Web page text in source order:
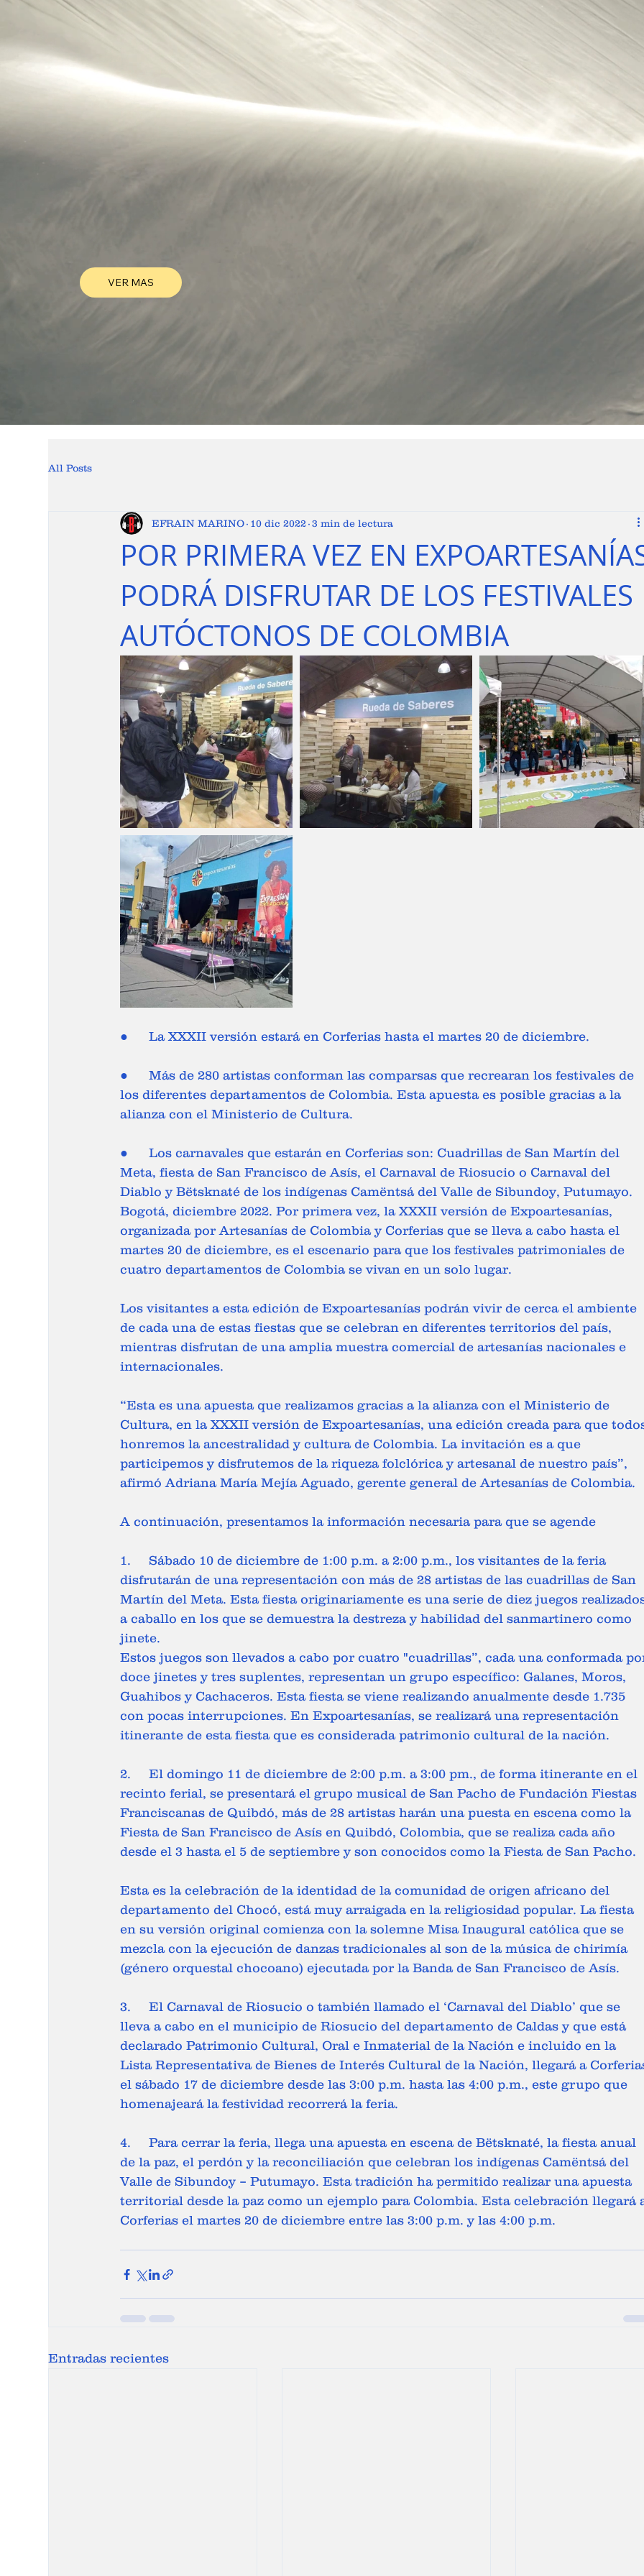
VER MAS
All Posts
POR PRIMERA VEZ EN
PODRÁ DISFRUTAR DE LOS FESTIVALES
AUTÓCTONOS DE COLOMBIA
EFRAIN MARINO 10 dic 2022 3 min de lectura
●	La XXXII versión estará en Corferias hasta el martes 20 de diciembre.
●	Más de 280 artistas conforman las comparsas que recrearan los festivales de
los diferentes departamentos de Colombia. Esta apuesta es posible gracias a la
alianza con el Ministerio de Cultura.
●	Los carnavales que estarán en Corferias son: Cuadrillas de San Martín del
Meta, fiesta de San Francisco de Asís, el Carnaval de Riosucio o Carnaval del
Diablo y Bëtsknaté de los indígenas Camëntsá del Valle de Sibundoy, Putumayo.
Bogotá, diciembre 2022. Por primera vez, la XXXII versión de Expoartesanías,
organizada por Artesanías de Colombia y Corferias que se lleva a cabo hasta el
martes 20 de diciembre, es el escenario para que los festivales patrimoniales de
cuatro departamentos de Colombia se vivan en un solo lugar.
Los visitantes a esta edición de Expoartesanías podrán vivir de cerca el ambiente
de cada una de estas fiestas que se celebran en diferentes territorios del país,
mientras disfrutan de una amplia muestra comercial de artesanías nacionales e
internacionales.
“Esta es una apuesta que realizamos gracias a la alianza con el Ministerio de
Cultura, en la XXXII versión de Expoartesanías, una edición creada para que
honremos la ancestralidad y cultura de Colombia. La invitación es a que
participemos y disfrutemos de la riqueza folclórica y artesanal de nuestro país”,
afirmó Adriana María Mejía Aguado, gerente general de Artesanías de Colombia.
A continuación, presentamos la información necesaria para que se agende
1.	Sábado 10 de diciembre de 1:00 p.m. a 2:00 p.m., los visitantes de la feria
disfrutarán de una representación con más de 28 artistas de las cuadrillas de San
Martín del Meta. Esta fiesta originariamente es una serie de diez juegos
a caballo en los que se demuestra la destreza y habilidad del sanmartinero como
jinete.
Estos juegos son llevados a cabo por cuatro "cuadrillas”, cada una conformada
doce jinetes y tres suplentes, representan un grupo específico: Galanes, Moros,
Guahibos y Cachaceros. Esta fiesta se viene realizando anualmente desde 1.735
con pocas interrupciones. En Expoartesanías, se realizará una representación
itinerante de esta fiesta que es considerada patrimonio cultural de la nación.
2.	El domingo 11 de diciembre de 2:00 p.m. a 3:00 pm., de forma itinerante en el
recinto ferial, se presentará el grupo musical de San Pacho de Fundación Fiestas
Franciscanas de Quibdó, más de 28 artistas harán una puesta en escena como la
Fiesta de San Francisco de Asís en Quibdó, Colombia, que se realiza cada año
desde el 3 hasta el 5 de septiembre y son conocidos como la Fiesta de San Pacho.
Esta es la celebración de la identidad de la comunidad de origen africano del
departamento del Chocó, está muy arraigada en la religiosidad popular. La fiesta
en su versión original comienza con la solemne Misa Inaugural católica que se
mezcla con la ejecución de danzas tradicionales al son de la música de chirimía
(género orquestal chocoano) ejecutada por la Banda de San Francisco de Asís.
3.	El Carnaval de Riosucio o también llamado el ‘Carnaval del Diablo’ que se
lleva a cabo en el municipio de Riosucio del departamento de Caldas y que está
declarado Patrimonio Cultural, Oral e Inmaterial de la Nación e incluido en la
Lista Representativa de Bienes de Interés Cultural de la Nación, llegará a
el sábado 17 de diciembre desde las 3:00 p.m. hasta las 4:00 p.m., este grupo que
homenajeará la festividad recorrerá la feria.
4.	Para cerrar la feria, llega una apuesta en escena de Bëtsknaté, la fiesta anual
de la paz, el perdón y la reconciliación que celebran los indígenas Camëntsá del
Valle de Sibundoy – Putumayo. Esta tradición ha permitido realizar una apuesta
territorial desde la paz como un ejemplo para Colombia. Esta celebración llegará
Corferias el martes 20 de diciembre entre las 3:00 p.m. y las 4:00 p.m.
Entradas recientes